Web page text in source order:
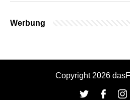
Werbung
Copyright 2026